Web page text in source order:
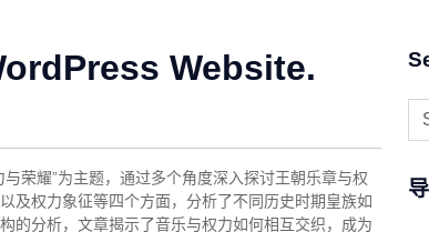
Website.
荣耀”为主题，通过多个角度深入探讨王朝乐章与权
及权力象征等四个方面，分析了不同历史时期皇族如
的分析，文章揭示了音乐与权力如何相互交织，成为